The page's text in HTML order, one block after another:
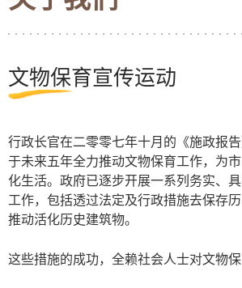
文物保育宣传运动
行政长官在二零零七年十月的《施政报
于未来五年全力推动文物保育工作，为
化生活。政府已逐步开展一系列务实、
工作，包括透过法定及行政措施去保存
推动活化历史建筑物。
这些措施的成功，全赖社会人士对文物保